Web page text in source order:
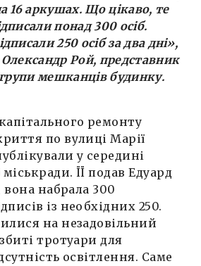
16 аркушах. Що цікаво, те
понад 300 осіб.
250 осіб за два дні»,
Рой, представник
групи мешканців будинку.
ремонту
по вулиці Марії
у середині
ЇЇ подав Едуард
вона набрала 300
із необхідних 250.
на незадовільний
тротуари для
освітлення. Саме